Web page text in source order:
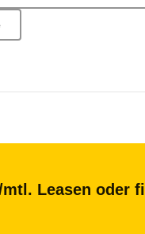
Leasen oder